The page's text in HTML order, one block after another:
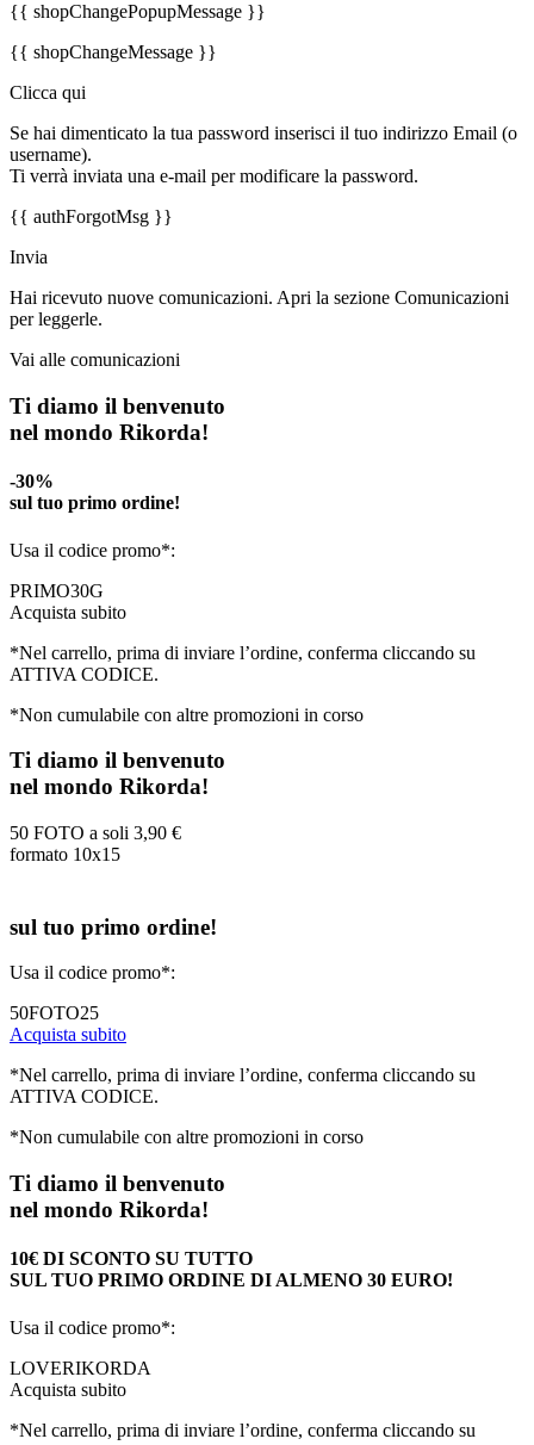
{{ shopChangePopupMessage }}
{{ shopChangeMessage }}
Clicca qui
Se hai dimenticato la tua password inserisci il tuo indirizzo Email (o
username).
Ti verrà inviata una e-mail per modificare la password.
{{ authForgotMsg }}
Invia
Hai ricevuto nuove comunicazioni. Apri la sezione Comunicazioni
per leggerle.
Vai alle comunicazioni
Ti diamo il benvenuto
nel mondo Rikorda!
-30%
sul tuo primo ordine!
Usa il codice promo*:
PRIMO30G
Acquista subito
*Nel carrello, prima di inviare l’ordine, conferma cliccando su
ATTIVA CODICE.
*Non cumulabile con altre promozioni in corso
Ti diamo il benvenuto
nel mondo Rikorda!
50 FOTO a soli 3,90 €
formato 10x15
sul tuo primo ordine!
Usa il codice promo*:
50FOTO25
Acquista subito
*Nel carrello, prima di inviare l’ordine, conferma cliccando su
ATTIVA CODICE.
*Non cumulabile con altre promozioni in corso
Ti diamo il benvenuto
nel mondo Rikorda!
10€ DI SCONTO SU TUTTO
SUL TUO PRIMO ORDINE DI ALMENO 30 EURO!
Usa il codice promo*:
LOVERIKORDA
Acquista subito
*Nel carrello, prima di inviare l’ordine, conferma cliccando su